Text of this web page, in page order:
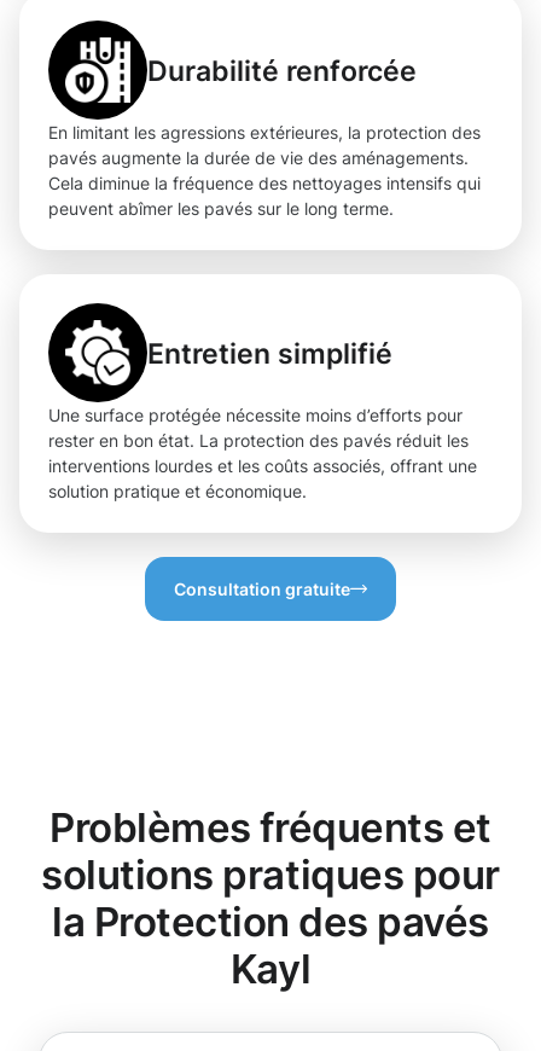
Durabilité renforcée
En limitant les agressions extérieures, la protection des
pavés augmente la durée de vie des aménagements.
Cela diminue la fréquence des nettoyages intensifs qui
peuvent abîmer les pavés sur le long terme.
Entretien simplifié
Une surface protégée nécessite moins d’efforts pour
rester en bon état. La protection des pavés réduit les
interventions lourdes et les coûts associés, offrant une
solution pratique et économique.
Consultation gratuite
Problèmes fréquents et
solutions pratiques pour
la Protection des pavés
Kayl